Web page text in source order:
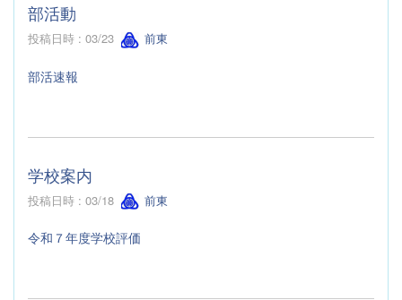
部活動
投稿日時 : 03/23 前東
部活速報
学校案内
投稿日時 : 03/18 前東
令和７年度学校評価